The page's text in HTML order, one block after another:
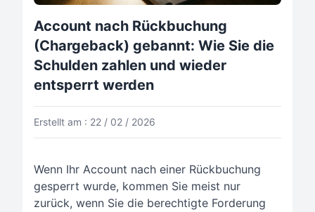
Account nach Rückbuchung
(Chargeback) gebannt: Wie Sie die
Schulden zahlen und wieder
entsperrt werden
Erstellt am : 22 / 02 / 2026
Wenn Ihr Account nach einer Rückbuchung
gesperrt wurde, kommen Sie meist nur
zurück, wenn Sie die berechtigte Forderung